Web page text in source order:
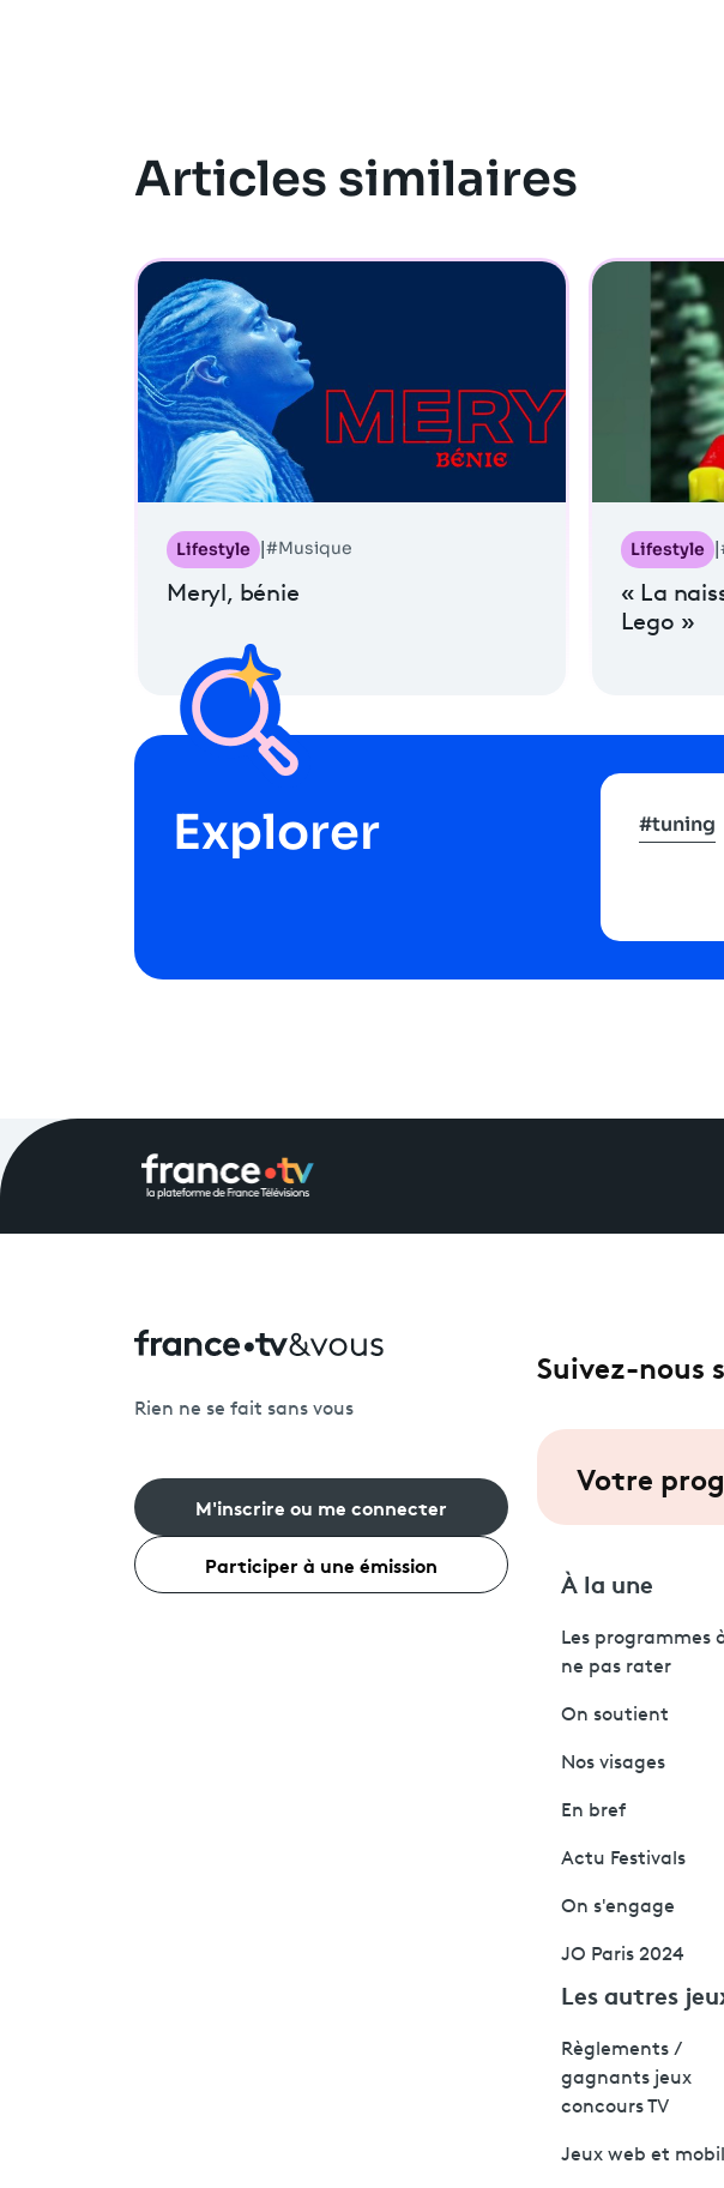
Articles similaires
Lifestyle #Musique
Meryl, bénie
Lifestyle |
« La
Lego »
Explorer #tuning
Rien ne se fait sans vous
M'inscrire ou me connecter
Participer à une émission
Suivez-nous
Votre
À la une
Les programmes
ne pas rater
On soutient
Nos visages
En bref
Actu Festivals
On s'engage
JO Paris 2024
Les autres
Règlements /
gagnants jeux
concours TV
Jeux web et